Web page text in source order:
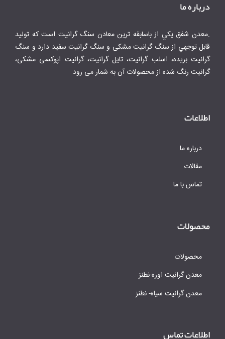
درباره ما
.معدن شفق يكي از باسابقه ترين معادن سنگ گرانيت است كه توليد
قابل توجهي از سنگ گرانیت مشکی و سنگ گرانیت سفید دارد و سنگ
گرانیت بریده، اسلب گرانیت، تایل گرانیت، گرانیت اپوکسی مشکی،
گرانیت رنگ شده از محصولات آن به شمار می رود
اطلاعات
درباره ما
مقالات
تماس با ما
محصولات
محصولات
معدن گرانیت اوره-نطنز
معدن گرانیت سیاه- نطنز
اطلاعات تماس